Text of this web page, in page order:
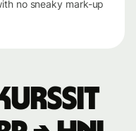
no sneaky mark-up